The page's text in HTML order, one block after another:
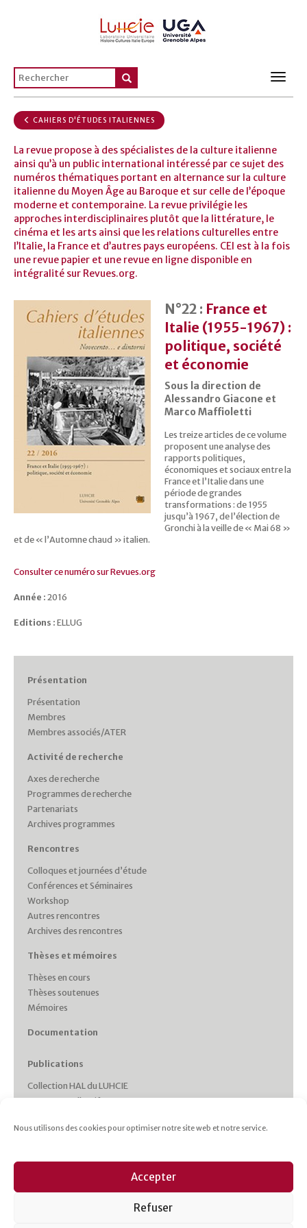
Nous utilisons des cookies pour optimiser notre site web et notre service.
Accepter
Refuser
CAHIERS D'ÉTUDES ITALIENNES
La revue propose à des spécialistes de la culture italienne
ainsi qu’à un public international intéressé par ce sujet des
numéros thématiques portant en alternance sur la culture
italienne du Moyen Âge au Baroque et sur celle de l’époque
moderne et contemporaine. La revue privilégie les
approches interdisciplinaires plutôt que la littérature, le
cinéma et les arts ainsi que les relations culturelles entre
l’Italie, la France et d’autres pays européens. CEI est à la fois
une revue papier et une revue en ligne disponible en
intégralité sur Revues.org.
N°22 : France et
Italie (1955-1967) :
politique, société
et économie
Sous la direction de
Alessandro Giacone et
Marco Maffioletti
Les treize articles de ce volume
proposent une analyse des
rapports politiques,
économiques et sociaux entre la
France et l’Italie dans une
période de grandes
transformations : de 1955
jusqu’à 1967, de l’élection de
Gronchi à la veille de « Mai 68 »
et de « l’Automne chaud » italien.
Consulter ce numéro sur Revues.org
Année : 2016
Editions : ELLUG
Présentation
Présentation
Membres
Membres associés/ATER
Activité de recherche
Axes de recherche
Programmes de recherche
Partenariats
Archives programmes
Rencontres
Colloques et journées d’étude
Conférences et Séminaires
Workshop
Autres rencontres
Archives des rencontres
Thèses et mémoires
Thèses en cours
Thèses soutenues
Mémoires
Documentation
Publications
Collection HAL du LUHCIE
Ouvrages collectifs
Working Papers
Italie plurielle
Cahiers d’études italiennes
Les cahiers du CRHIPA